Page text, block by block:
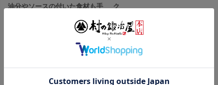
油分やソースの付いた食材も手
ク
味
ッ素加工